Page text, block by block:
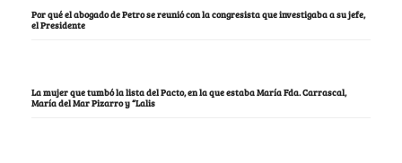
Por qué el abogado de Petro se reunió con la congresista que investigaba a su jefe,
el Presidente
La mujer que tumbó la lista del Pacto, en la que estaba María Fda. Carrascal,
María del Mar Pizarro y “Lalis